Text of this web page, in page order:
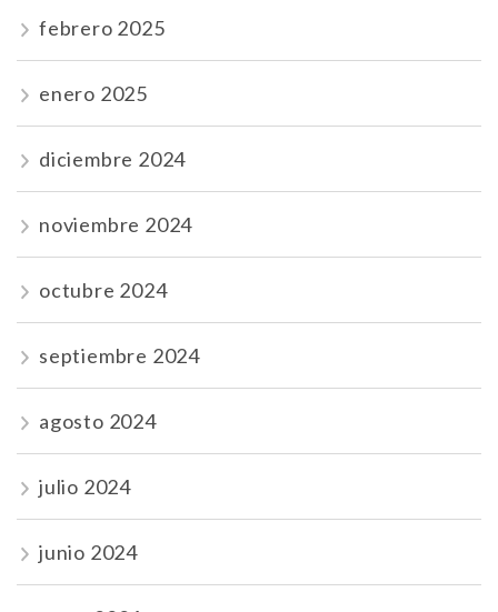
febrero 2025
enero 2025
diciembre 2024
noviembre 2024
octubre 2024
septiembre 2024
agosto 2024
julio 2024
junio 2024